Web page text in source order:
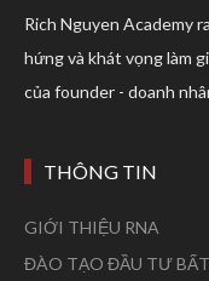
Rich Nguyen Academy
hứng và khát vọng làm
của founder - doanh
THÔNG TIN
GIỚI THIỆU RNA
ĐÀO TẠO ĐẦU TƯ